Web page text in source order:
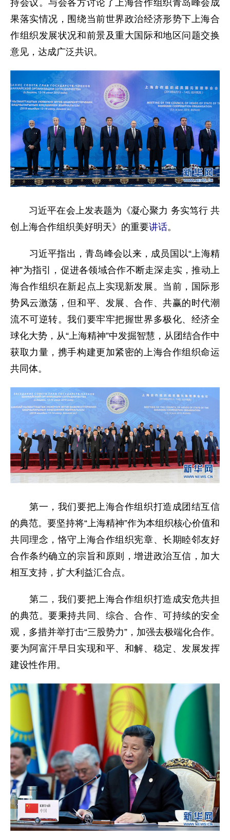
持会议。与会各方讨论了上海合作组织青岛峰会成
果落实情况，围绕当前世界政治经济形势下上海合
作组织发展状况和前景及重大国际和地区问题交换
意见，达成广泛共识。
习近平在会上发表题为《凝心聚力 务实笃行 共
创上海合作组织美好明天》的重要讲话。
习近平指出，青岛峰会以来，成员国以“上海精
神”为指引，促进各领域合作不断走深走实，推动上
海合作组织在新起点上实现新发展。当前，国际形
势风云激荡，但和平、发展、合作、共赢的时代潮
流不可逆转。我们要牢牢把握世界多极化、经济全
球化大势，从“上海精神”中发掘智慧，从团结合作中
获取力量，携手构建更加紧密的上海合作组织命运
共同体。
第一，我们要把上海合作组织打造成团结互信
的典范。要坚持将“上海精神”作为本组织核心价值和
共同理念，恪守上海合作组织宪章、长期睦邻友好
合作条约确立的宗旨和原则，增进政治互信，加大
相互支持，扩大利益汇合点。
第二，我们要把上海合作组织打造成安危共担
的典范。要秉持共同、综合、合作、可持续的安全
观，多措并举打击“三股势力”，加强去极端化合作。
要为阿富汗早日实现和平、和解、稳定、发展发挥
建设性作用。